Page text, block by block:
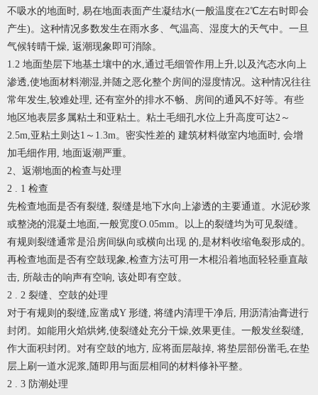
不吸水的地面时, 易在地面表面产生凝结水(一般温度在2℃左右时即会
产生)。这种情况多数发生在雨水多、气温高、湿度大的天气中。一旦
气候转晴干燥, 返潮现象即可消除。
1.2 地面垫层下地基土壤中的水,通过毛细管作用上升,以及汽态水向上
渗透,使地面材料潮湿,并随之恶化整个房间的湿度情况。这种情况往往
常年发生,较难处理, 还有室外的排水不畅、房间的通风不好等。有些
地区地表层多属粘土和亚粘土。粘土毛细孔水位上升高度可达2～
2.5m,亚粘土则达1～1.3m。密实性差的 建筑材料做室内地面时, 会增
加毛细作用, 地面返潮严重。
2、返潮地面的检查与处理
2 . 1 检查
先检查地面是否有裂缝, 裂缝是地下水向上渗透的主要通道。水泥砂浆
或整浇的混凝土地面,一般宽度O.05mm。以上的裂缝均为可见裂缝。
有规则裂缝通常是沿房间纵向或横向出现 的,是材料收缩龟裂形成的。
再检查地面是否有空鼓现象,检查方法可用一木棍沿着地面轻轻垂直敲
击, 所敲击的响声有空响, 该处即有空鼓。
2 . 2 裂缝、空鼓的处理
对于有规则的裂缝,应凿成Y 形缝, 将缝内清理干净后, 用沥清油膏进行
封闭。如能用火焰烘烤,使裂缝处充分干燥,效果更佳。一般发丝裂缝,
作大面积封闭。对有空鼓的地方, 应将面层敲掉, 将垫层部份凿毛,在垫
层上刷一道水泥浆,随即用与面层相同的材料修补平整。
2 . 3 防潮处理